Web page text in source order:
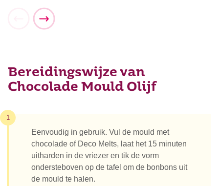
Bereidingswijze van
Chocolade Mould Olijf
1
Eenvoudig in gebruik. Vul de mould met
chocolade of Deco Melts, laat het 15 minuten
uitharden in de vriezer en tik de vorm
ondersteboven op de tafel om de bonbons uit
de mould te halen.